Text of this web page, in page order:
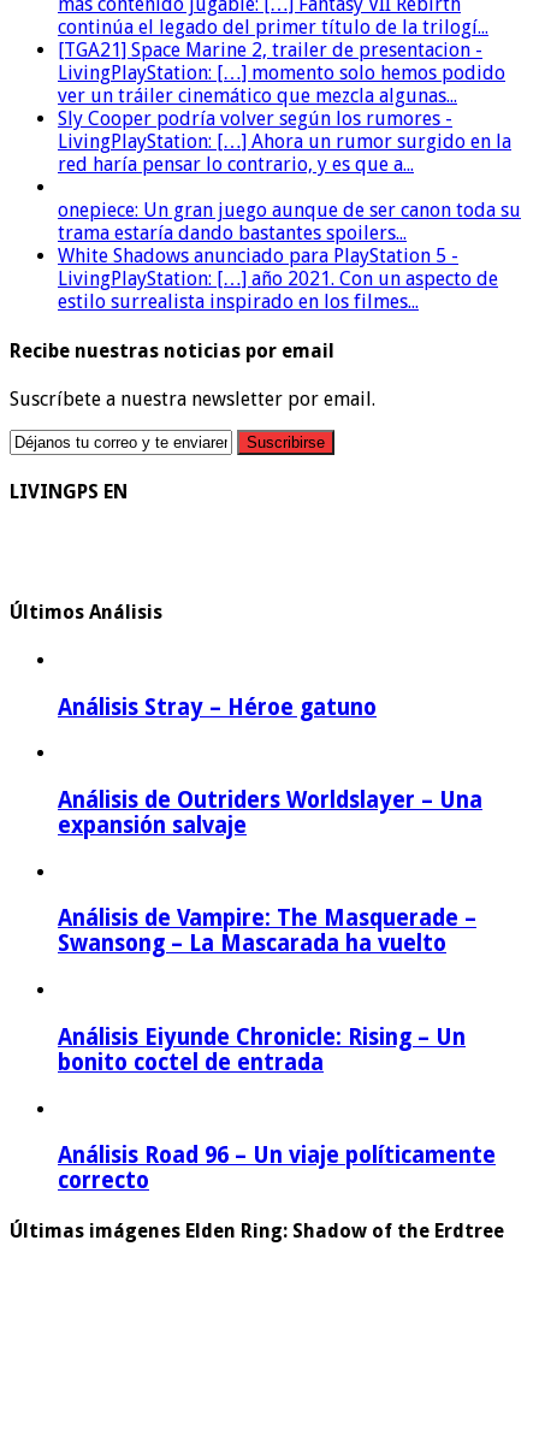
continúa el legado del primer título de la trilogí...
[TGA21] Space Marine 2, trailer de presentacion -
LivingPlayStation: […] momento solo hemos podido
ver un tráiler cinemático que mezcla algunas...
Sly Cooper podría volver según los rumores -
LivingPlayStation: […] Ahora un rumor surgido en la
red haría pensar lo contrario, y es que a...
onepiece: Un gran juego aunque de ser canon toda su
trama estaría dando bastantes spoilers...
White Shadows anunciado para PlayStation 5 -
LivingPlayStation: […] año 2021. Con un aspecto de
estilo surrealista inspirado en los filmes...
Recibe nuestras noticias por email
Suscríbete a nuestra newsletter por email.
LIVINGPS EN
Últimos Análisis
Análisis Stray – Héroe gatuno
Análisis de Outriders Worldslayer – Una
expansión salvaje
Análisis de Vampire: The Masquerade –
Swansong – La Mascarada ha vuelto
Análisis Eiyunde Chronicle: Rising – Un
bonito coctel de entrada
Análisis Road 96 – Un viaje políticamente
correcto
Últimas imágenes Elden Ring: Shadow of the Erdtree